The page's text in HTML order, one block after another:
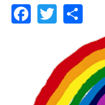
Facebook
Twitter